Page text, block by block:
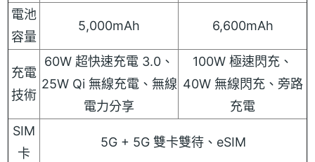
電池
容量
5,000mAh 6,600mAh
充電
技術
60W 超快速充電 3.0、
25W Qi 無線充電、無線
電力分享
100W 極速閃充、
40W 無線閃充、旁路
充電
SIM
卡
5G + 5G 雙卡雙待、eSIM